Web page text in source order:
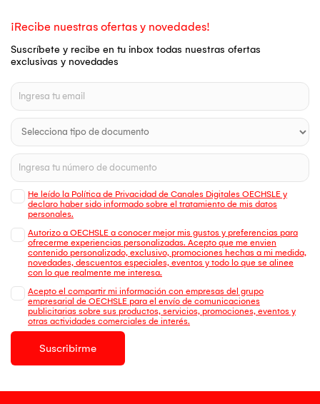
¡Recibe nuestras ofertas y novedades!
Suscríbete y recibe en tu inbox todas nuestras ofertas
exclusivas y novedades
He leído la Política de Privacidad de Canales Digitales OECHSLE y
declaro haber sido informado sobre el tratamiento de mis datos
personales.
Autorizo a OECHSLE a conocer mejor mis gustos y preferencias para
ofrecerme experiencias personalizadas. Acepto que me envien
contenido personalizado, exclusivo, promociones hechas a mi medida,
novedades, descuentos especiales, eventos y todo lo que se alinee
con lo que realmente me interesa.
Acepto el compartir mi información con empresas del grupo
empresarial de OECHSLE para el envío de comunicaciones
publicitarias sobre sus productos, servicios, promociones, eventos y
otras actividades comerciales de interés.
Suscribirme